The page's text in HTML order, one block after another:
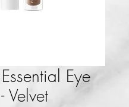
Eye
Velvet